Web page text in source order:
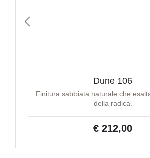
Dune 106
Finitura sabbiata naturale che
della radica.
€ 212,00